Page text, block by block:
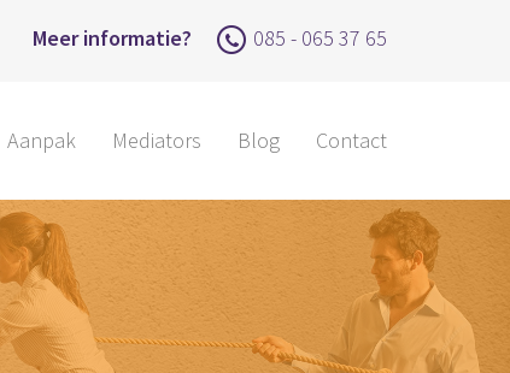
Meer informatie? 085 - 065 37 65
Aanpak Mediators Blog Contact